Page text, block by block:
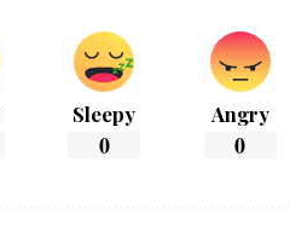
Sleepy
0
Angry
0